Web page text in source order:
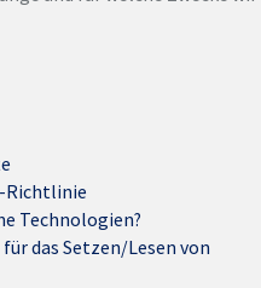
Richtlinie
Technologien?
das Setzen/Lesen von